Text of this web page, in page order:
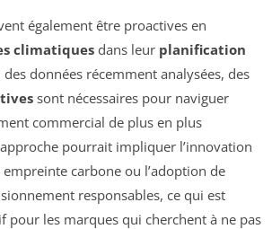
également être proactives en
climatiques dans leur planification
des données récemment analysées, des
sont nécessaires pour naviguer
commercial de plus en plus
pourrait impliquer l’innovation
carbone ou l’adoption de
responsables, ce qui est
pour les marques qui cherchent à ne pas